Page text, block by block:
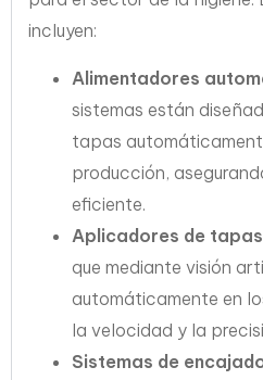
incluyen:
Alimentadores
sistemas están
tapas
producción,
eficiente.
Aplicadores de
que mediante visión
automáticamente en
la velocidad y la
Sistemas de